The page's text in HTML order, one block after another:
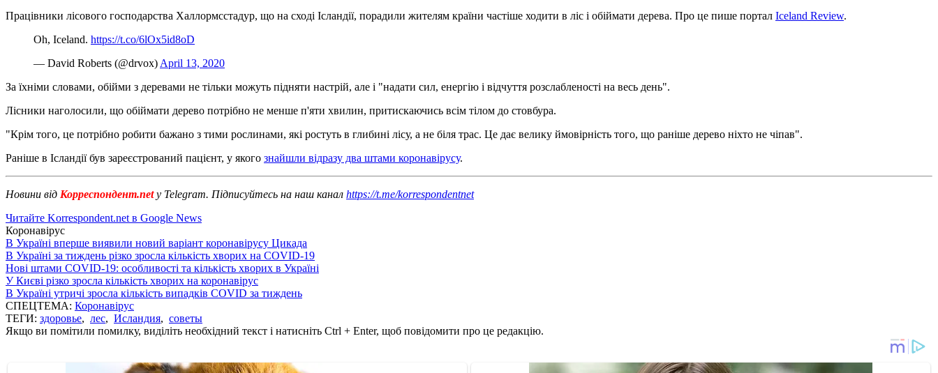
Працівники лісового господарства Халлормсстадур, що на сході Ісландії, порадили жителям країни частіше ходити в ліс і обіймати дерева. Про це пише портал Iceland Review.
Oh, Iceland. https://t.co/6lOx5id8oD
— David Roberts (@drvox) April 13, 2020
За їхніми словами, обійми з деревами не тільки можуть підняти настрій, але і "надати сил, енергію і відчуття розслабленості на весь день".
Лісники наголосили, що обіймати дерево потрібно не менше п'яти хвилин, притискаючись всім тілом до стовбура.
"Крім того, це потрібно робити бажано з тими рослинами, які ростуть в глибині лісу, а не біля трас. Це дає велику ймовірність того, що раніше дерево ніхто не чіпав".
Раніше в Ісландії був зареєстрований пацієнт, у якого знайшли відразу два штами коронавірусу.
Новини від Корреспондент.net у Telegram. Підписуйтесь на наш канал https://t.me/korrespondentnet
Читайте Korrespondent.net в Google News
Коронавірус
В Україні вперше виявили новий варіант коронавірусу Цикада
В Україні за тиждень різко зросла кількість хворих на COVID-19
Нові штами COVID-19: особливості та кількість хворих в Україні
У Києві різко зросла кількість хворих на коронавірус
В Україні утричі зросла кількість випадків COVID за тиждень
СПЕЦТЕМА: Коронавірус
ТЕГИ: здоровье, лес, Исландия, советы
Якщо ви помітили помилку, виділіть необхідний текст і натисніть Ctrl + Enter, щоб повідомити про це редакцію.